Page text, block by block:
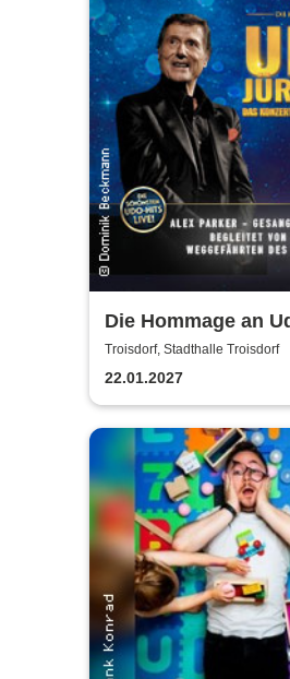
Die Hommage an
Jürgens - Das
Alex Parker
Troisdorf, Stadthalle Troisdorf
22.01.2027